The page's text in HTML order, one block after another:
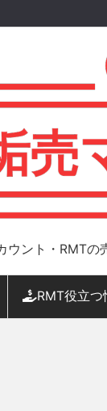
ウント・RMTの
RMT役立つ